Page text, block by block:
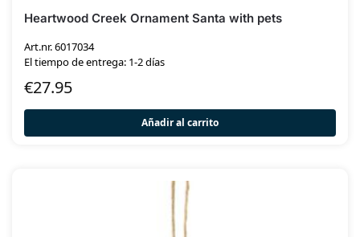
Heartwood Creek Ornament Santa with pets
Art.nr. 6017034
El tiempo de entrega: 1-2 días
€27.95
Añadir al carrito